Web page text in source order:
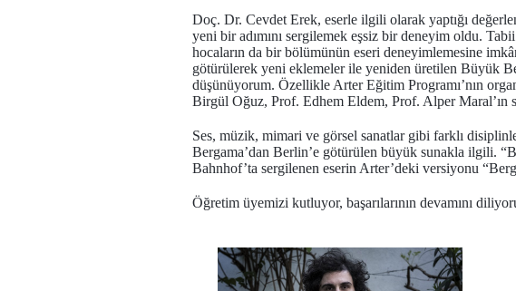
Doç. Dr. Cevdet Erek, eserle ilgili olarak yaptığı
yeni bir adımını sergilemek eşsiz bir deneyim oldu.
hocaların da bir bölümünün eseri deneyimlemesine
götürülerek yeni eklemeler ile yeniden üretilen Büyük
düşünüyorum. Özellikle Arter Eğitim Programı’nın
Birgül Oğuz, Prof. Edhem Eldem, Prof. Alper Maral’ın
Ses, müzik, mimari ve görsel sanatlar gibi farklı
Bergama’dan Berlin’e götürülen büyük sunakla ilgili.
Bahnhof’ta sergilenen eserin Arter’deki versiyonu
Öğretim üyemizi kutluyor, başarılarının devamını